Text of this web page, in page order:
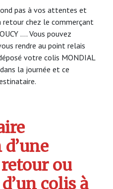
pas à vos attentes et
retour chez le commerçant
…. Vous pouvez
rendre au point relais
votre colis MONDIAL
la journée et ce
ou
colis à